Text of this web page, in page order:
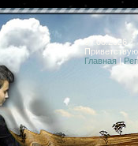
07.08.2026
Главная |